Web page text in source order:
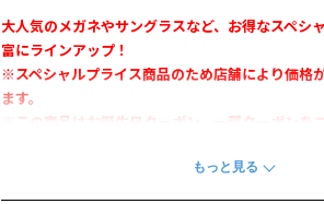
大人気のメガネやサングラスなど、お得なスペシ
富にラインアップ！
※スペシャルプライス商品のため店舗により価格
ます。
※この商品はお誕生日クーポン、一部クーポンを
細フレーム×メタルフレームでクラシックな雰囲気